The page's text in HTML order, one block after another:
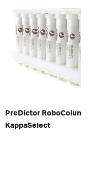
PreDictor RoboColumn
KappaSelect